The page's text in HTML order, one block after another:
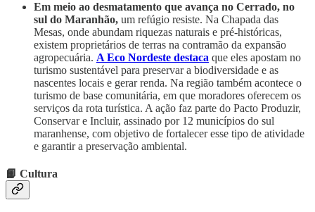
Em meio ao desmatamento que avança no Cerrado, no
sul do Maranhão, um refúgio resiste. Na Chapada das
Mesas, onde abundam riquezas naturais e pré-históricas,
existem proprietários de terras na contramão da expansão
agropecuária. A Eco Nordeste destaca que eles apostam no
turismo sustentável para preservar a biodiversidade e as
nascentes locais e gerar renda. Na região também acontece o
turismo de base comunitária, em que moradores oferecem os
serviços da rota turística. A ação faz parte do Pacto Produzir,
Conservar e Incluir, assinado por 12 municípios do sul
maranhense, com objetivo de fortalecer esse tipo de atividade
e garantir a preservação ambiental.
📙 Cultura